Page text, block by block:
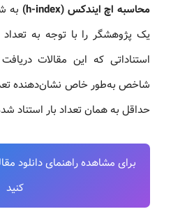
محاسبه اچ ایندکس (h-index)
به
یک پژوهشگر را با توجه به
استناداتی که این مقالات
شاخص به‌طور خاص نشان‌دهنده
حداقل به همان تعداد بار استناد
برای مشاهده راهنمای دانلود
کنید